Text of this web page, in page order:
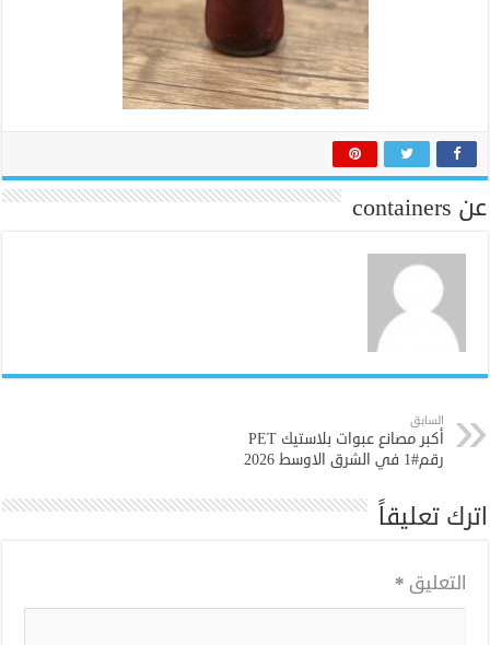
عن containers
السابق
أكبر مصانع عبوات بلاستيك PET
رقم#1 في الشرق الاوسط 2026
اترك تعليقاً
التعليق *